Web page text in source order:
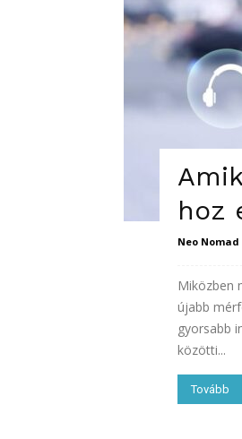
hoz
Neo Nomad
Miközben
újabb
gyorsabb
közötti...
Tovább